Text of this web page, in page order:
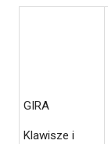
GIRA
Klawisze i